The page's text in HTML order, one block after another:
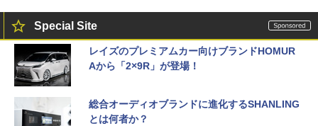
Special Site
レイズのプレミアムカー向けブランドHOMUR
Aから「2×9R」が登場！
総合オーディオブランドに進化するSHANLING
とは何者か？